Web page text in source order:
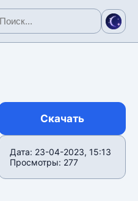
Скачать
Дата: 23-04-2023, 15:13
Просмотры: 277